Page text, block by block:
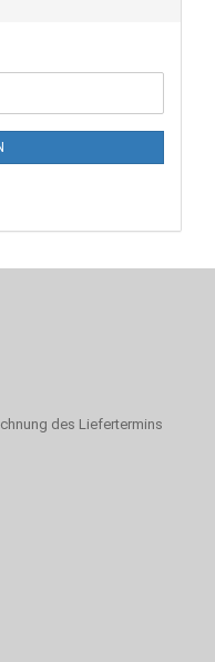
des Liefertermins